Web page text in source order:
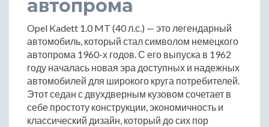
автопрома
Opel Kadett 1.0 MT (40 л.с.) — это легендарный
автомобиль, который стал символом немецкого
автопрома 1960-х годов. С его выпуска в 1962
году началась новая эра доступных и надежных
автомобилей для широкого круга потребителей.
Этот седан с двухдверным кузовом сочетает в
себе простоту конструкции, экономичность и
классический дизайн, который до сих пор